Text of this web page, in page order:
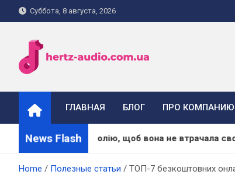
to
Суббота, 8 августа, 2026
hertz-audio.com.ua
ГЛАВНАЯ БЛОГ ПРО КОМПАНИЮ
News Flash
масажну олію, щоб вона не втрачала свої
Home Полезные статьи ТОП-7 безкоштовних